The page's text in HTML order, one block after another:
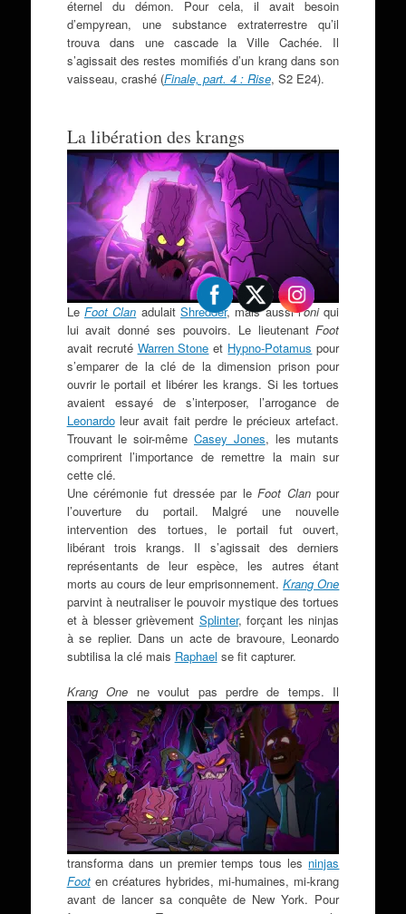
éternel du démon. Pour cela, il avait besoin
d’empyrean, une substance extraterrestre qu’il
trouva dans une cascade la Ville Cachée. Il
s’agissait des restes momifiés d’un krang dans son
vaisseau, crashé (Finale, part. 4 : Rise, S2 E24).
La libération des krangs
Le Foot Clan adulaitShredder, mais aussi l’oniqui
lui avait donné ses pouvoirs. Le lieutenantFoot
avait recruté Warren Stone et Hypno-Potamus pour
s’emparer de la clé de la dimension prison pour
ouvrir le portail et libérer les krangs. Si les tortues
avaient essayé de s’interposer, l’arrogance de
Leonardoleur avait fait perdre le précieux artefact.
Trouvant le soir-même Casey Jones, les mutants
comprirent l’importance de remettre la main sur
cette clé.
Une cérémonie fut dressée par leFoot Clanpour
l’ouverture du portail. Malgré une nouvelle
intervention des tortues, le portail fut ouvert,
libérant trois krangs. Il s’agissait des derniers
représentants de leur espèce, les autres étant
morts au cours de leur emprisonnement.Krang One
parvint à neutraliser le pouvoir mystique des tortues
et à blesser grièvement Splinter, forçant les ninjas
à se replier. Dans un acte de bravoure, Leonardo
subtilisa la clé mais Raphael se fit capturer.
Krang One nevoulut pas perdre de temps. Il
transforma dans un premier temps tous les ninjas
Footen créatures hybrides, mi-humaines, mi-krang
avant de lancer sa conquête de New York. Pour